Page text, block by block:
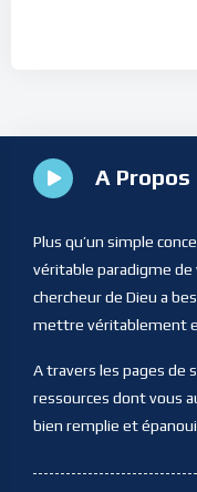
A Propos
Plus qu’un simple
véritable paradigme de
chercheur de Dieu a
mettre véritablement
A travers les pages de
ressources dont vous
bien remplie et